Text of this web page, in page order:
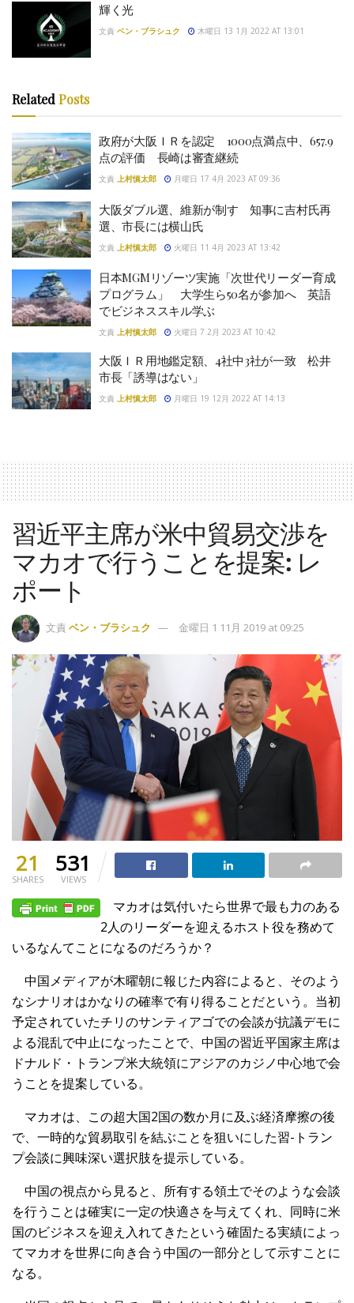
輝く光
文責 ベン・ブラシュク 木曜日 13 1月 2022 AT 13:01
RelatedPosts
政府が大阪ＩＲを認定 1000点満点中、657.9
点の評価 長崎は審査継続
文責 上村慎太郎 月曜日 17 4月 2023 AT 09:36
大阪ダブル選、維新が制す 知事に吉村氏再
選、市長には横山氏
文責 上村慎太郎 火曜日 11 4月 2023 AT 13:42
日本MGMリゾーツ実施「次世代リーダー育成
プログラム」 大学生ら50名が参加へ 英語
でビジネススキル学ぶ
文責 上村慎太郎 火曜日 7 2月 2023 AT 10:42
大阪ＩＲ用地鑑定額、4社中3社が一致 松井
市長「誘導はない」
文責 上村慎太郎 月曜日 19 12月 2022 AT 14:13
習近平主席が米中貿易交渉を
マカオで行うことを提案: レ
ポート
文責 ベン・ブラシュク 金曜日 1 11月 2019 at 09:25
21
SHARES
531
VIEWS
マカオは気付いたら世界で最も力のある
2人のリーダーを迎えるホスト役を務めて
いるなんてことになるのだろうか？
中国メディアが木曜朝に報じた内容によると、そのよう
なシナリオはかなりの確率で有り得ることだという。当初
予定されていたチリのサンティアゴでの会談が抗議デモに
よる混乱で中止になったことで、中国の習近平国家主席は
ドナルド・トランプ米大統領にアジアのカジノ中心地で会
うことを提案している。
マカオは、この超大国2国の数か月に及ぶ経済摩擦の後
で、一時的な貿易取引を結ぶことを狙いにした習-トラン
プ会談に興味深い選択肢を提示している。
中国の視点から見ると、所有する領土でそのような会談
を行うことは確実に一定の快適さを与えてくれ、同時に米
国のビジネスを迎え入れてきたという確固たる実績によっ
てマカオを世界に向き合う中国の一部分として示すことに
なる。